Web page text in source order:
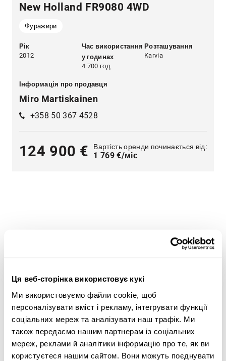
Ця веб-сторінка використовує кукі
Ми використовуємо файли cookie, щоб
персоналізувати вміст і рекламу, інтегрувати функції
соціальних мереж та аналізувати наш трафік. Ми
також передаємо нашим партнерам із соціальних
мереж, реклами й аналітики інформацію про те, як ви
користуєтеся нашим сайтом. Вони можуть поєднувати
New Holland FR9080 4WD
Фуражири
Рік
2012
Час використання
у годинах
4 700 год
Розташування
Karvia
Інформація про продавця
Miro Martiskainen
+358 50 367 4528
124 900 € Вартість оренди починається від:
1 769 €/міс
Широкий асортимент важкої техніки — оптимальні
будівництво,транспорт,сільське господарство
лісове господарствотаземляні роботи
Скористайтеся критеріями пошуку важкої техніки
збоку сторінки, щоб знайти трактор, лісозаготівельне
обладнання, телескопічні навантажувачі або
навантажувачі з ковшем типу «зворотна лопата», що